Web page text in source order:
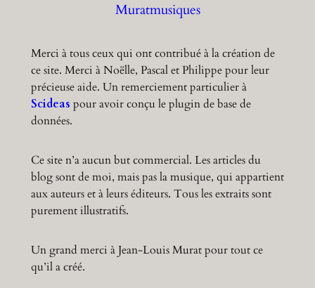
Muratmusiques
Merci à tous ceux qui ont contribué à la création de
ce site. Merci à Noëlle, Pascal et Philippe pour leur
précieuse aide. Un remerciement particulier à
Scideas pour avoir conçu le plugin de base de
données.
Ce site n’a aucun but commercial. Les articles du
blog sont de moi, mais pas la musique, qui appartient
aux auteurs et à leurs éditeurs. Tous les extraits sont
purement illustratifs.
Un grand merci à Jean-Louis Murat pour tout ce
qu’il a créé.